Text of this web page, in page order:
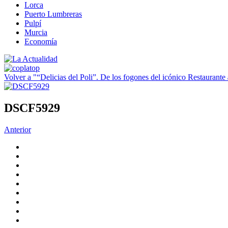
Lorca
Puerto Lumbreras
Pulpí
Murcia
Economía
Volver a "“Delicias del Poli”. De los fogones del icónico
DSCF5929
Anterior